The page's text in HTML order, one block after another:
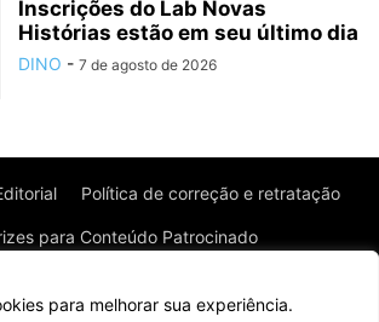
para melhorar sua experiência.
Inscrições do Lab Novas
Histórias estão em seu último dia
DINO - 7 de agosto de 2026
Política de correção e retratação
para Conteúdo Patrocinado